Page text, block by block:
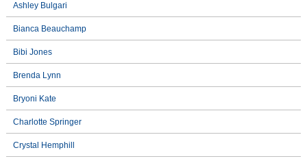
Ashley Bulgari
Bianca Beauchamp
Bibi Jones
Brenda Lynn
Bryoni Kate
Charlotte Springer
Crystal Hemphill